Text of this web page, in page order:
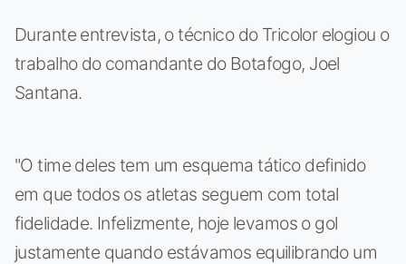
Durante entrevista, o técnico do Tricolor elogiou o
trabalho do comandante do Botafogo, Joel
Santana.
"O time deles tem um esquema tático definido
em que todos os atletas seguem com total
fidelidade. Infelizmente, hoje levamos o gol
justamente quando estávamos equilibrando um